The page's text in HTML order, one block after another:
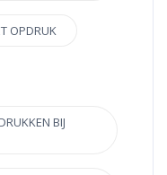
OPDRUK
BIJ